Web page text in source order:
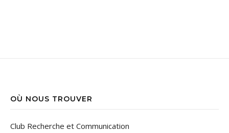
OÙ NOUS TROUVER
Club Recherche et Communication